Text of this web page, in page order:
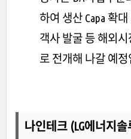
하여 생산 Capa 확
객사 발굴 등 해외
로 전개해 나갈 예정
나인테크 (LG에너지